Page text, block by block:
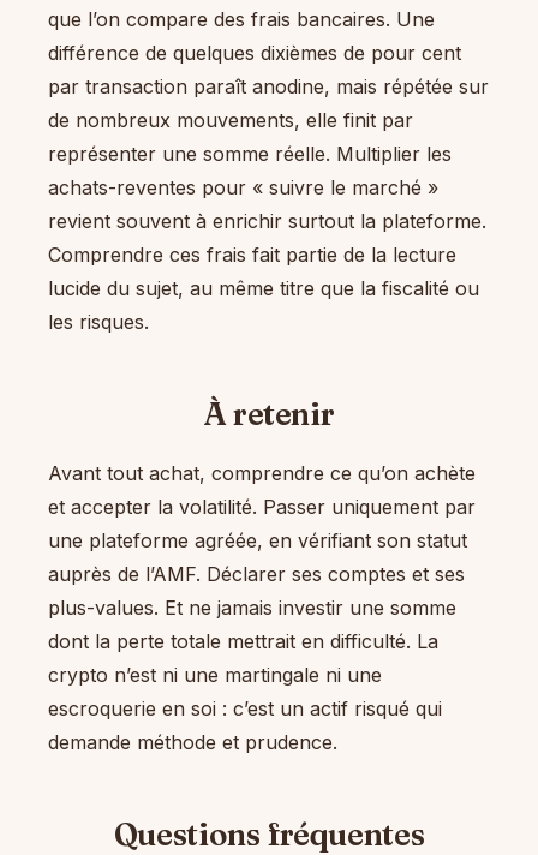
que l’on compare des frais bancaires. Une
différence de quelques dixièmes de pour cent
par transaction paraît anodine, mais répétée sur
de nombreux mouvements, elle finit par
représenter une somme réelle. Multiplier les
achats-reventes pour « suivre le marché »
revient souvent à enrichir surtout la plateforme.
Comprendre ces frais fait partie de la lecture
lucide du sujet, au même titre que la fiscalité ou
les risques.
À retenir
Avant tout achat, comprendre ce qu’on achète
et accepter la volatilité. Passer uniquement par
une plateforme agréée, en vérifiant son statut
auprès de l’AMF. Déclarer ses comptes et ses
plus-values. Et ne jamais investir une somme
dont la perte totale mettrait en difficulté. La
crypto n’est ni une martingale ni une
escroquerie en soi : c’est un actif risqué qui
demande méthode et prudence.